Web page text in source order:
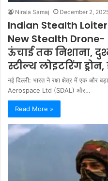
Nirala Samaj December 2,
Indian Stealth
New Stealth Drone-
ऊंचाई तक निशाना,
स्टील्थ लोइटरिंग
नई दिल्ली: भारत ने रक्षा क्षेत्र में एक और
Aerospace Ltd (SDAL) और…
Read More »